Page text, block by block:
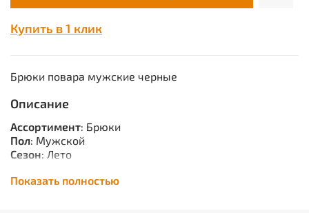
Купить в 1 клик
Брюки повара мужские черные
Описание
Ассортимент: Брюки
Пол: Мужской
Сезон: Лето
Сырье: Смесовая
Показать полностью